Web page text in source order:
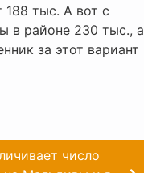
188 тыс. А вот с
в районе 230 тыс., а
за этот вариант
число